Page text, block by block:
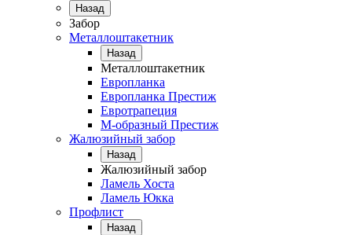
Назад
Забор
Металлоштакетник
Назад
Металлоштакетник
Европланка
Европланка Престиж
Евротрапеция
М-образный Престиж
Жалюзийный забор
Назад
Жалюзийный забор
Ламель Хоста
Ламель Юкка
Профлист
Назад